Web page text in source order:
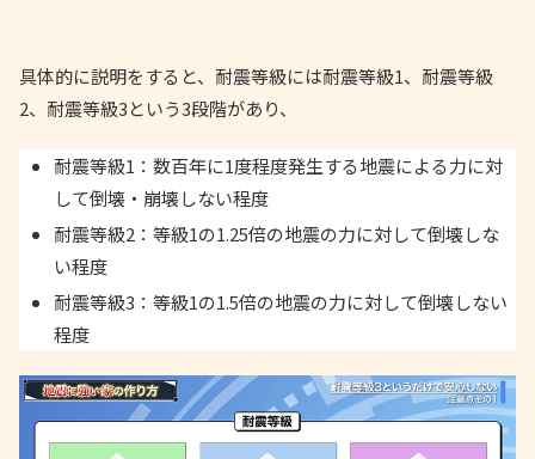
具体的に説明をすると、耐震等級には耐震等級1、耐震等級
2、耐震等級3という3段階があり、
耐震等級1：数百年に1度程度発生する地震による力に対
して倒壊・崩壊しない程度
耐震等級2：等級1の1.25倍の地震の力に対して倒壊しな
い程度
耐震等級3：等級1の1.5倍の地震の力に対して倒壊しない
程度